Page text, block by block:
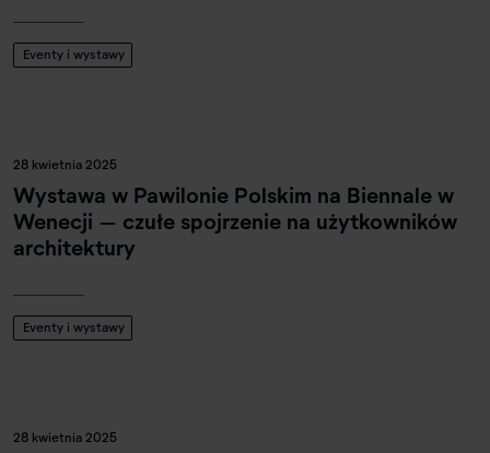
Eventy i wystawy
28 kwietnia 2025
Wystawa w Pawilonie Polskim na Biennale w
Wenecji – czułe spojrzenie na użytkowników
architektury
Eventy i wystawy
28 kwietnia 2025